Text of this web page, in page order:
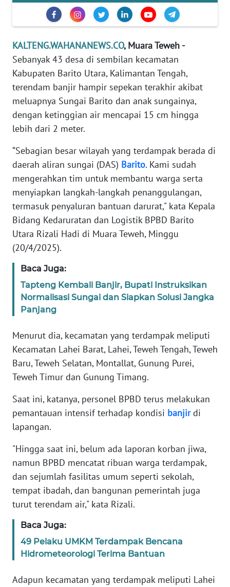
KALTENG.WAHANANEWS.CO, Muara Teweh -
Sebanyak 43 desa di sembilan kecamatan
Kabupaten Barito Utara, Kalimantan Tengah,
terendam banjir hampir sepekan terakhir akibat
meluapnya Sungai Barito dan anak sungainya,
dengan ketinggian air mencapai 15 cm hingga
lebih dari 2 meter.
“Sebagian besar wilayah yang terdampak berada di
daerah aliran sungai (DAS) Barito. Kami sudah
mengerahkan tim untuk membantu warga serta
menyiapkan langkah-langkah penanggulangan,
termasuk penyaluran bantuan darurat," kata Kepala
Bidang Kedaruratan dan Logistik BPBD Barito
Utara Rizali Hadi di Muara Teweh, Minggu
(20/4/2025).
Baca Juga:
Tapteng Kembali Banjir, Bupati Instruksikan
Normalisasi Sungai dan Siapkan Solusi Jangka
Panjang
Menurut dia, kecamatan yang terdampak meliputi
Kecamatan Lahei Barat, Lahei, Teweh Tengah, Teweh
Baru, Teweh Selatan, Montallat, Gunung Purei,
Teweh Timur dan Gunung Timang.
Saat ini, katanya, personel BPBD terus melakukan
pemantauan intensif terhadap kondisi banjirdi
lapangan.
"Hingga saat ini, belum ada laporan korban jiwa,
namun BPBD mencatat ribuan warga terdampak,
dan sejumlah fasilitas umum seperti sekolah,
tempat ibadah, dan bangunan pemerintah juga
turut terendam air," kata Rizali.
Baca Juga:
49 Pelaku UMKM Terdampak Bencana
Hidrometeorologi Terima Bantuan
Adapun kecamatan yang terdampak meliputi Lahei
MEDIA
REDAKSI
KARIR
DISCLAIMER
Wahana
News
Regional
WN
SUMUT
WN
JAKARTA
WN
WN
BANTEN
NTT
WN
KEPRI
WN
PAPUA
PAPUA
RIAU
WN